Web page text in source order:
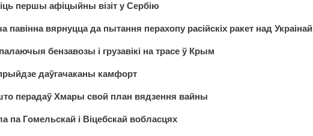
першы афіцыйны візіт у Сербію
павінна вярнуцца да пытання перахопу расійскіх ракет над Украінай
палаючыя бензавозы і грузавікі на трасе ў Крым
даўгачаканы камфорт
перадаў Хмары свой план вядзення вайны
па Гомельскай і Віцебскай вобласцях